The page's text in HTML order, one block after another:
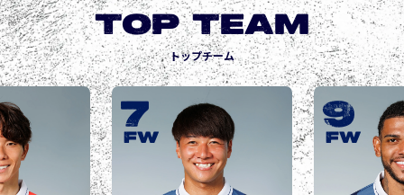
TOP TEAM
トップチーム
9
FW
城後 寿
JOGO Hisashi
10
FW